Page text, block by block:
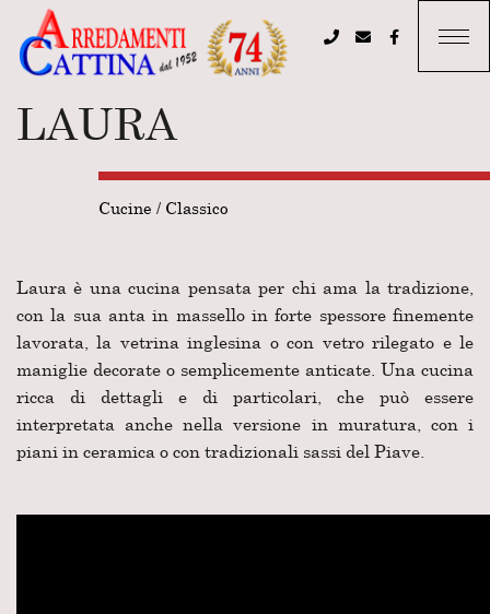
LAURA
Cucine / Classico
Laura è una cucina pensata per chi ama la tradizione,
con la sua anta in massello in forte spessore finemente
lavorata, la vetrina inglesina o con vetro rilegato e le
maniglie decorate o semplicemente anticate. Una cucina
ricca di dettagli e di particolari, che può essere
interpretata anche nella versione in muratura, con i
piani in ceramica o con tradizionali sassi del Piave.